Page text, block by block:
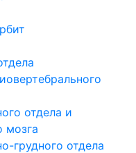
отдела и
мозга
грудного отдела